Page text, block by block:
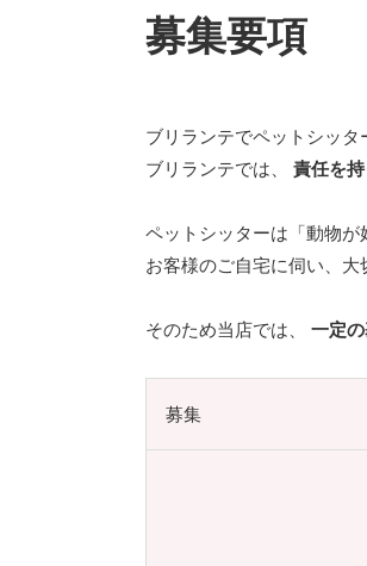
募集要項
ブリランテでペットシッタ
ブリランテでは、 責任を
ペットシッターは「動物が
お客様のご自宅に伺い、大
そのため当店では、 一定
募集